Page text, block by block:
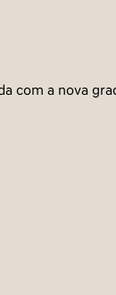
com a nova